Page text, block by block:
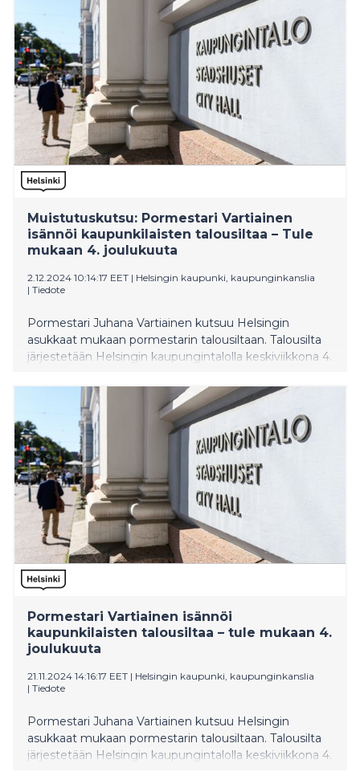
meripinta-alasta vähintään kymmenen prosenttia on
tiukan suojelun piirissä ohjelmakauden lopussa.
Ohjelman myötä suojeltu pinta-ala maa-alueilla
kaksinkertaistuu ja kymmenkertaistuu merialueilla.
Muistutuskutsu: Pormestari Vartiainen
isännöi kaupunkilaisten talousiltaa – Tule
mukaan 4. joulukuuta
2.12.2024 10:14:17 EET | Helsingin kaupunki, kaupunginkanslia
| Tiedote
Pormestari Juhana Vartiainen kutsuu Helsingin
asukkaat mukaan pormestarin talousiltaan. Talousilta
järjestetään Helsingin kaupungintalolla keskiviikkona 4.
suorana lähetyksenä myös Helsinki-kanavalta.
Pormestari Vartiainen isännöi
kaupunkilaisten talousiltaa – tule mukaan 4.
joulukuuta
21.11.2024 14:16:17 EET | Helsingin kaupunki, kaupunginkanslia
| Tiedote
Pormestari Juhana Vartiainen kutsuu Helsingin
asukkaat mukaan pormestarin talousiltaan. Talousilta
järjestetään Helsingin kaupungintalolla keskiviikkona 4.